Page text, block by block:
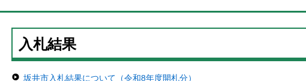
入札結果
坂井市入札結果について（令和8年度開札分）